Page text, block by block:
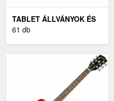
TABLET ÁLLVÁNYOK ÉS
TARTÓK
61 db